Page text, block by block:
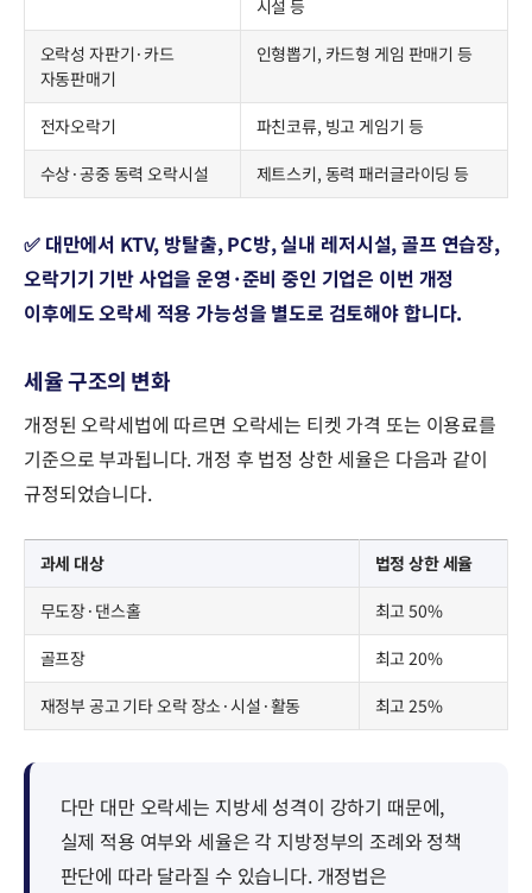
시설 등
오락성 자판기·카드
자동판매기
인형뽑기, 카드형 게임 판매기 등
전자오락기
파친코류, 빙고 게임기 등
수상·공중 동력 오락시설
제트스키, 동력 패러글라이딩 등
✅ 대만에서 KTV, 방탈출, PC방, 실내 레저시설, 골프 연습장,
오락기기 기반 사업을 운영·준비 중인 기업은 이번 개정
이후에도 오락세 적용 가능성을 별도로 검토해야 합니다.
세율 구조의 변화
개정된 오락세법에 따르면 오락세는 티켓 가격 또는 이용료를
기준으로 부과됩니다. 개정 후 법정 상한 세율은 다음과 같이
규정되었습니다.
과세 대상
법정 상한 세율
무도장·댄스홀
최고 50%
골프장
최고 20%
재정부 공고 기타 오락 장소·시설·활동
최고 25%
다만 대만 오락세는 지방세 성격이 강하기 때문에,
실제 적용 여부와 세율은 각 지방정부의 조례와 정책
판단에 따라 달라질 수 있습니다. 개정법은